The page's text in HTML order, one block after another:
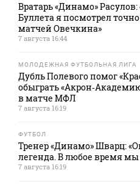
Вратарь «Динамо»
Буллета я посмотрел
матчей Овечкина»
7 августа 16:44
МОЛОДЕЖНАЯ ФУТБОЛЬНАЯ ЛИГА
Дубль Полевого помог
обыграть
в матче МФЛ
7 августа 16:19
ФУТБОЛ
Тренер «Динамо» Шварц:
легенда. В любое время
7 августа 16:19